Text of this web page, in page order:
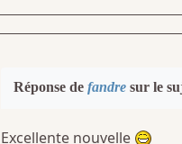
Réponse de fandresur le
Excellente nouvelle